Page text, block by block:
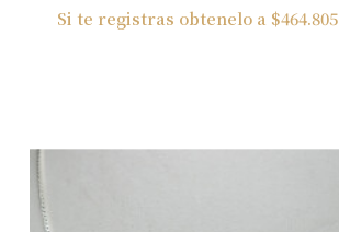
Si te registras obtenelo a $464.805